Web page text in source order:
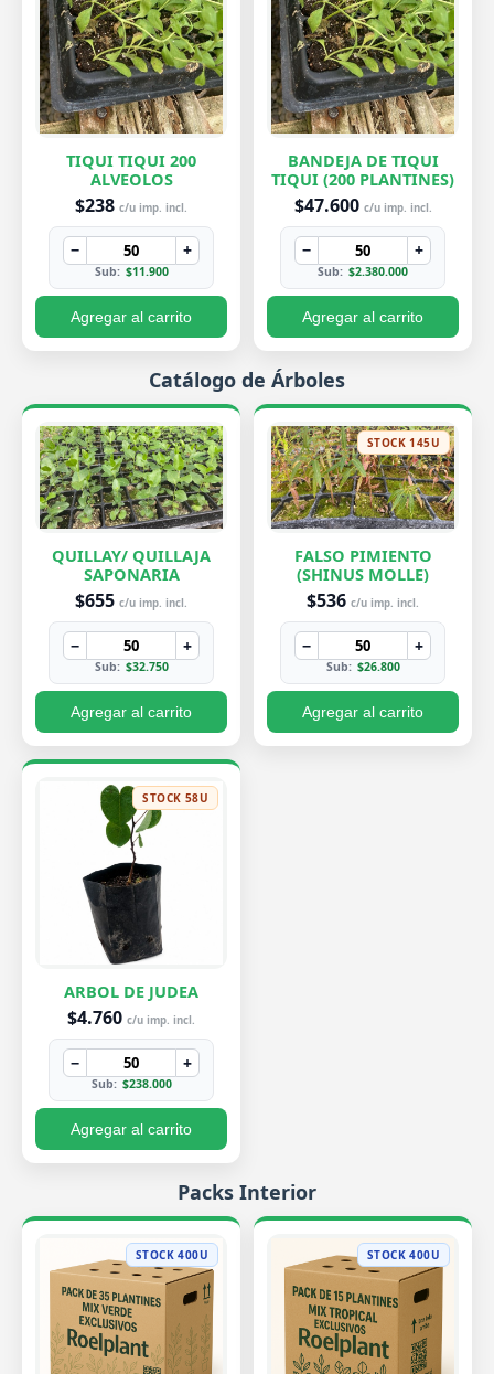
TIQUI TIQUI 200
ALVEOLOS
$238 c/u imp. incl.
− +
Sub: $11.900
Agregar al carrito
BANDEJA DE TIQUI
TIQUI (200 PLANTINES)
$47.600 c/u imp. incl.
− +
Sub: $2.380.000
Agregar al carrito
Catálogo de Árboles
QUILLAY/ QUILLAJA
SAPONARIA
$655 c/u imp. incl.
− +
Sub: $32.750
Agregar al carrito
STOCK 145U
FALSO PIMIENTO
(SHINUS MOLLE)
$536 c/u imp. incl.
− +
Sub: $26.800
Agregar al carrito
STOCK 58U
ARBOL DE JUDEA
$4.760 c/u imp. incl.
− +
Sub: $238.000
Agregar al carrito
Packs Interior
STOCK 400U STOCK 400U